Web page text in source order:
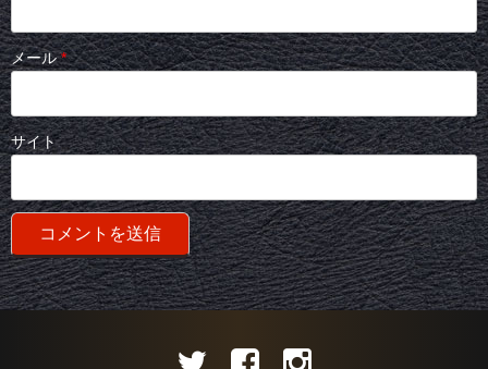
メール*
サイト